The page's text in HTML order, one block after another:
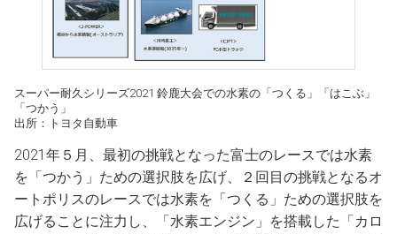
スーパー耐久シリーズ2021 鈴鹿大会での水素の 「つくる」
「はこぶ」
「つかう」
出所：トヨタ自動車
2021年５月、最初の挑戦となった富士のレースでは水素
を「つかう」ための選択肢を広げ、２回目の挑戦となるオ
ートポリスのレースでは水素を「つくる」ための選択肢を
広げることに注力し、「水素エンジン」を搭載した「カロ